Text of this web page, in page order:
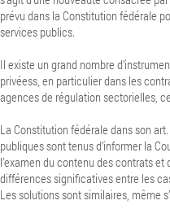
prévu dans la Constitution fédérale
services publics.
Il existe un grand nombre
privéess, en particulier dans les
agences de régulation sectorielles,
La Constitution fédérale dans son
publiques sont tenus d’informer la
l’examen du contenu des contrats
différences significatives entre les
Les solutions sont similaires, même